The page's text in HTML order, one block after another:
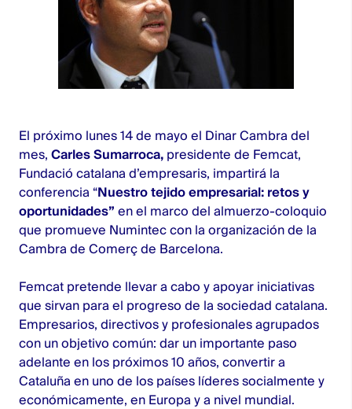
El próximo lunes 14 de mayo el Dinar Cambra del
mes, Carles Sumarroca, presidente de Femcat,
Fundació catalana d’empresaris, impartirá la
conferencia “Nuestro tejido empresarial: retos y
oportunidades” en el marco del almuerzo-coloquio
que promueve Numinteccon la organización de la
Cambra de Comerç de Barcelona.
Femcat pretende llevar a cabo y apoyar iniciativas
que sirvan para el progreso de la sociedad catalana.
Empresarios, directivos y profesionales agrupados
con un objetivo común: dar un importante paso
adelante en los próximos 10 años, convertir a
Cataluña en uno de los países líderes socialmente y
económicamente, en Europa y a nivel mundial.